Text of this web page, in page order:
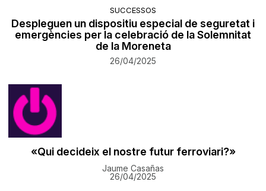
SUCCESSOS
Despleguen un dispositiu especial de seguretat i
emergències per la celebració de la Solemnitat
de la Moreneta
26/04/2025
«Qui decideix el nostre futur ferroviari?»
Jaume Casañas
26/04/2025